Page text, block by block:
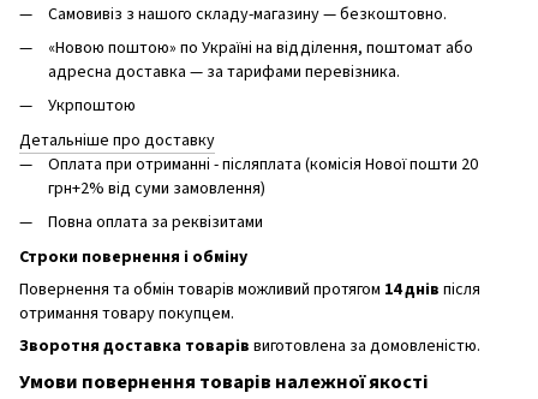
Самовивіз з нашого складу-магазину — безкоштовно.
«Новою поштою» по Україні на відділення, поштомат або
адресна доставка — за тарифами перевізника.
Укрпоштою
Детальніше про доставку
Оплата при отриманні - післяплата (комісія Нової пошти 20
грн+2% від суми замовлення)
Повна оплата за реквізитами
Строки повернення і обміну
Повернення та обмін товарів можливий протягом 14 днів після
отримання товару покупцем.
Зворотня доставка товарів виготовлена ​​за домовленістю.
Умови повернення товарів належної якості